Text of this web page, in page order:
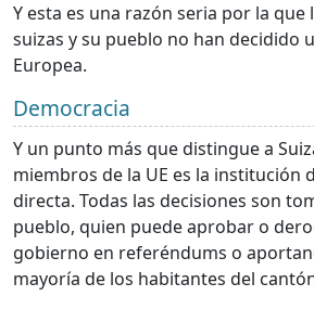
Y esta es una razón seria por la que
suizas y su pueblo no han decidido
Europea.
Democracia
Y un punto más que distingue a
miembros de la UE es la institución
directa. Todas las decisiones son
pueblo, quien puede aprobar o
gobierno en referéndums o
mayoría de los habitantes del